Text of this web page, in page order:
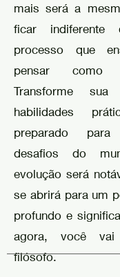
mais será a
ficar
processo que
pensar como
Transforme
habilidades
preparado
desafios do
evolução será
se abrirá para um
profundo e
agora, você
filósofo.